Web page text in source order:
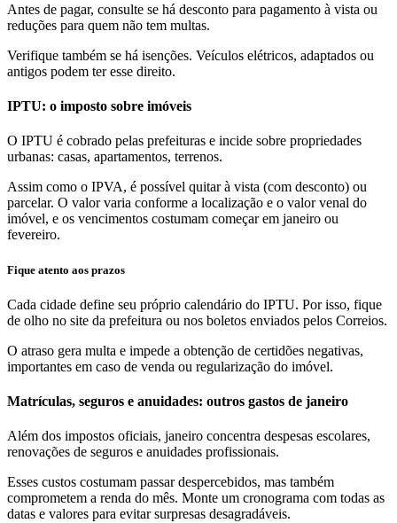
Antes de pagar, consulte se há desconto para pagamento à vista ou
reduções para quem não tem multas.
Verifique também se há isenções. Veículos elétricos, adaptados ou
antigos podem ter esse direito.
IPTU: o imposto sobre imóveis
O IPTU é cobrado pelas prefeituras e incide sobre propriedades
urbanas: casas, apartamentos, terrenos.
Assim como o IPVA, é possível quitar à vista (com desconto) ou
parcelar. O valor varia conforme a localização e o valor venal do
imóvel, e os vencimentos costumam começar em janeiro ou
fevereiro.
Fique atento aos prazos
Cada cidade define seu próprio calendário do IPTU. Por isso, fique
de olho no site da prefeitura ou nos boletos enviados pelos Correios.
O atraso gera multa e impede a obtenção de certidões negativas,
importantes em caso de venda ou regularização do imóvel.
Matrículas, seguros e anuidades: outros gastos de janeiro
Além dos impostos oficiais, janeiro concentra despesas escolares,
renovações de seguros e anuidades profissionais.
Esses custos costumam passar despercebidos, mas também
comprometem a renda do mês. Monte um cronograma com todas as
datas e valores para evitar surpresas desagradáveis.